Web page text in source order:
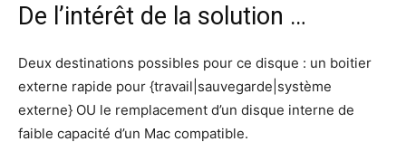
De l’intérêt de la solution …
Deux destinations possibles pour ce disque : un boitier
externe rapide pour {travail|sauvegarde|système
externe} OU le remplacement d’un disque interne de
faible capacité d’un Mac compatible.